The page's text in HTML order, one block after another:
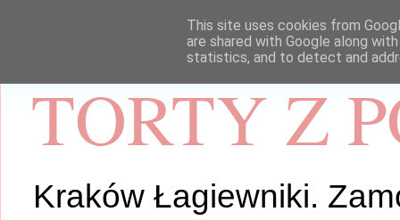
TORTY Z
Kraków Łagiewniki.
This site uses cookies from
are shared with Google along
statistics, and to detect and